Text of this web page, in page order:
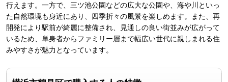
行えます。一方で、三ツ池公園などの広大な公園や、海や川といっ
た自然環境も身近にあり、四季折々の風景を楽しめます。また、再
開発により駅前が綺麗に整備され、見通しの良い街並みが広がって
いるため、単身者からファミリー層まで幅広い世代に親しまれる住
みやすさが魅力となっています。